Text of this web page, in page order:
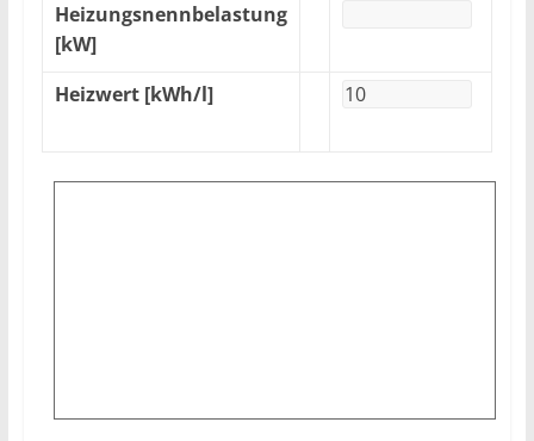
Heizungsnennbelastung
[kW]
Heizwert [kWh/l]